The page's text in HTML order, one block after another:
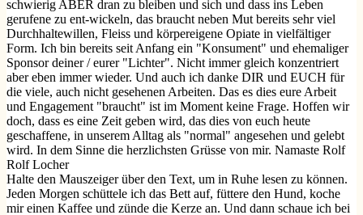
schwierig ABER dran zu bleiben und sich und dass ins Leben
gerufene zu ent-wickeln, das braucht neben Mut bereits sehr viel
Durchhaltewillen, Fleiss und körpereigene Opiate in vielfältiger
Form. Ich bin bereits seit Anfang ein "Konsument" und ehemaliger
Sponsor deiner / eurer "Lichter". Nicht immer gleich konzentriert
aber eben immer wieder. Und auch ich danke DIR und EUCH für
die viele, auch nicht gesehenen Arbeiten. Das es dies eure Arbeit
und Engagement "braucht" ist im Moment keine Frage. Hoffen wir
doch, dass es eine Zeit geben wird, das dies von euch heute
geschaffene, in unserem Alltag als "normal" angesehen und gelebt
wird. In dem Sinne die herzlichsten Grüsse von mir. Namaste Rolf
Rolf Locher
Halte den Mauszeiger über den Text, um in Ruhe lesen zu können.
Jeden Morgen schüttele ich das Bett auf, füttere den Hund, koche
mir einen Kaffee und zünde die Kerze an. Und dann schaue ich bei